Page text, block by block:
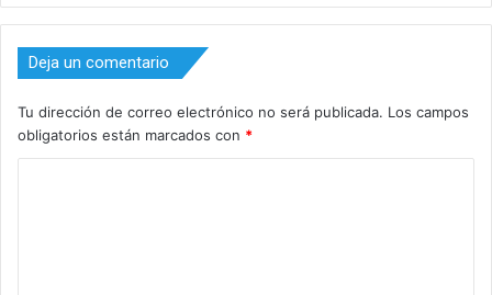
Deja un comentario
Tu dirección de correo electrónico no será publicada. Los campos
obligatorios están marcados con *